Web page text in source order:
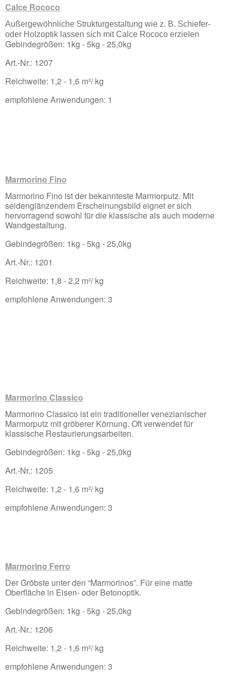
Calce Rococo
Außergewöhnliche Strukturgestaltung wie z. B. Schiefer-
oder Holzoptik lassen sich mit Calce Rococo erzielen
Gebindegrößen: 1kg - 5kg - 25,0kg
Art.-Nr.: 1207
Reichweite: 1,2 - 1,6 m²/ kg
empfohlene Anwendungen: 1
Marmorino Fino
Marmorino Fino ist der bekannteste Marmorputz. Mit
seidenglänzendem Erscheinungsbild eignet er sich
hervorragend sowohl für die klassische als auch moderne
Wandgestaltung.
Gebindegrößen: 1kg - 5kg - 25,0kg
Art.-Nr.: 1201
Reichweite: 1,8 - 2,2 m²/ kg
empfohlene Anwendungen: 3
Marmorino Classico
Marmorino Classico ist ein traditioneller venezianischer
Marmorputz mit gröberer Körnung. Oft verwendet für
klassische Restaurierungsarbeiten.
Gebindegrößen: 1kg - 5kg - 25,0kg
Art.-Nr.: 1205
Reichweite: 1,2 - 1,6 m²/ kg
empfohlene Anwendungen: 3
Marmorino Ferro
Der Gröbste unter den “Marmorinos”. Für eine matte
Oberfläche in Eisen- oder Betonoptik.
Gebindegrößen: 1kg - 5kg - 25,0kg
Art.-Nr.: 1206
Reichweite: 1,2 - 1,6 m²/ kg
empfohlene Anwendungen: 3